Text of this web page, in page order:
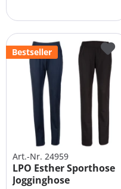
Bestseller
Art.-Nr. 24959
LPO Esther Sporthose
Jogginghose